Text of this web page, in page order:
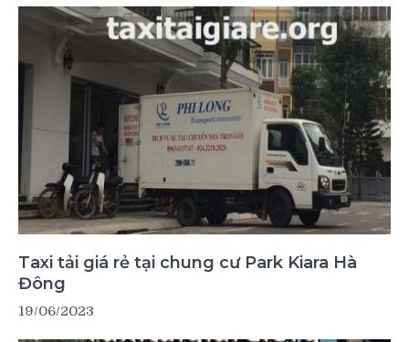
Taxi tải giá rẻ tại chung cư Park Kiara Hà
Đông
19/06/2023